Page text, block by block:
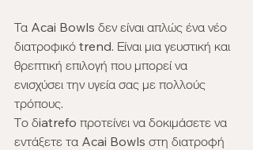
Τα Acai Bowls δεν είναι απλώς ένα νέο
διατροφικό trend. Είναι μια γευστική και
θρεπτική επιλογή που μπορεί να
ενισχύσει την υγεία σας με πολλούς
τρόπους.
Το δiatrefo προτείνει να δοκιμάσετε να
εντάξετε τα Acai Bowls στη διατροφή